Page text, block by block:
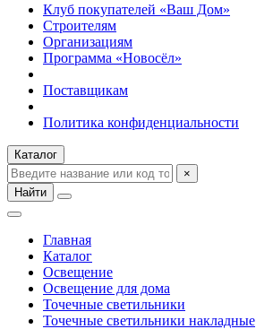
Клуб покупателей «Ваш Дом»
Строителям
Организациям
Программа «Новосёл»
Поставщикам
Политика конфиденциальности
Каталог
×
Найти
Главная
Каталог
Освещение
Освещение для дома
Точечные светильники
Точечные светильники накладные